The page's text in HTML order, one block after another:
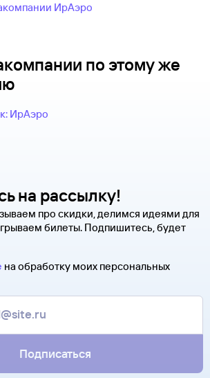
ИрАэро
по этому же
ИрАэро
на рассылку!
про скидки, делимся идеями для
билеты. Подпишитесь, будет
на обработку моих персональных
Подписаться